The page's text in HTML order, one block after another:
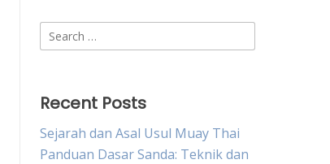
Search
for:
Recent Posts
Sejarah dan Asal Usul Muay Thai
Panduan Dasar Sanda: Teknik dan